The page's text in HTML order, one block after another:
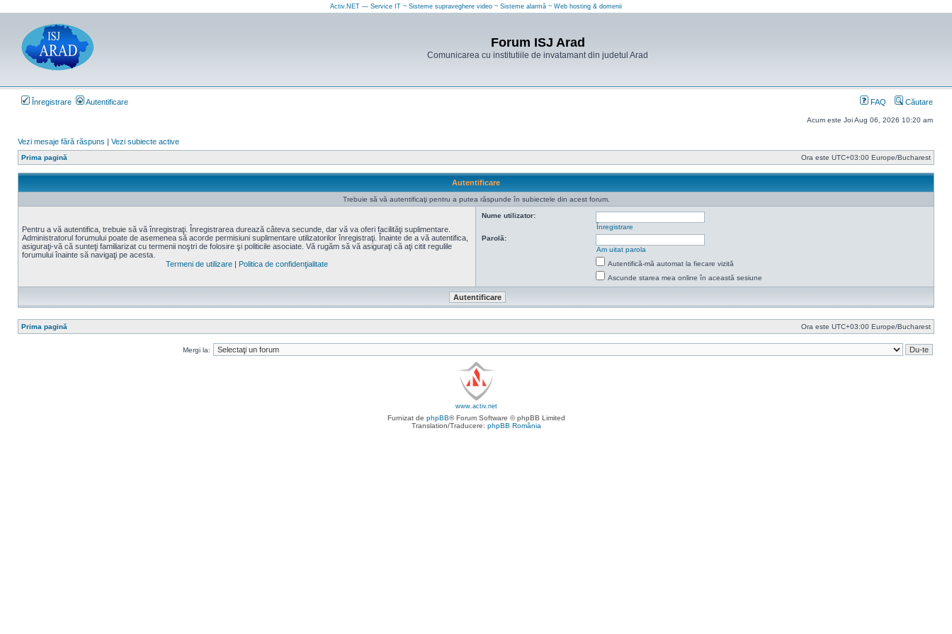
Activ.NET — Service IT ~ Sisteme supraveghere video ~ Sisteme alarmă ~ Web hosting & domenii
Forum ISJ Arad
Comunicarea cu institutiile de invatamant din judetul Arad
Înregistrare Autentificare FAQ Căutare
Acum este Joi Aug 06, 2026 10:20 am
Vezi mesaje fără răspuns | Vezi subiecte active
Prima pagină Ora este UTC+03:00 Europe/Bucharest
Autentificare
Trebuie să vă autentificaţi pentru a putea răspunde în subiectele din acest forum.
Pentru a vă autentifica, trebuie să vă înregistraţi. Înregistrarea durează câteva secunde, dar vă va oferi facilităţi suplimentare.
Administratorul forumului poate de asemenea să acorde permisiuni suplimentare utilizatorilor înregistraţi. Înainte de a vă autentifica,
asiguraţi-vă că sunteţi familiarizat cu termenii noştri de folosire şi politicile asociate. Vă rugăm să vă asiguraţi că aţi citit regulile
forumului înainte să navigaţi pe acesta.
Termeni de utilizare | Politica de confidenţialitate
Nume utilizator:
Înregistrare
Parolă:
Am uitat parola
Autentifică-mă automat la fiecare vizită
Ascunde starea mea online în această sesiune
Prima pagină Ora este UTC+03:00 Europe/Bucharest
Mergi la:
www.activ.net
Furnizat de phpBB® Forum Software © phpBB Limited
Translation/Traducere: phpBB România